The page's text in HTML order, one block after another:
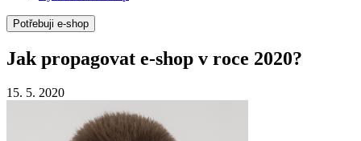
Potřebuji e-shop
Jak propagovat e-shop v roce 2020?
15. 5. 2020